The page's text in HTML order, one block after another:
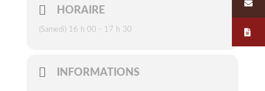
HORAIRE
(Samedi) 16 h 00 - 17 h 30
INFORMATIONS